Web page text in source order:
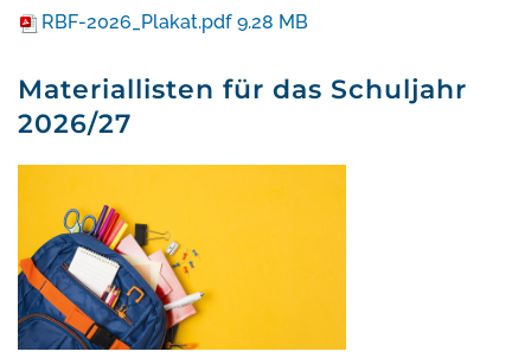
RBF-2026_Plakat.pdf 9.28 MB
Materiallisten für das Schuljahr
2026/27